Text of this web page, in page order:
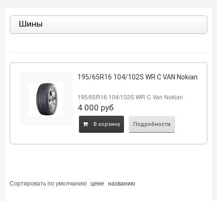
Шины
195/65R16 104/102S WR C VAN Nokian
195/65R16 104/102S WR C Van Nokian
4 000 руб
B корзину Подробности
Сортировать поумолчанию цене названию